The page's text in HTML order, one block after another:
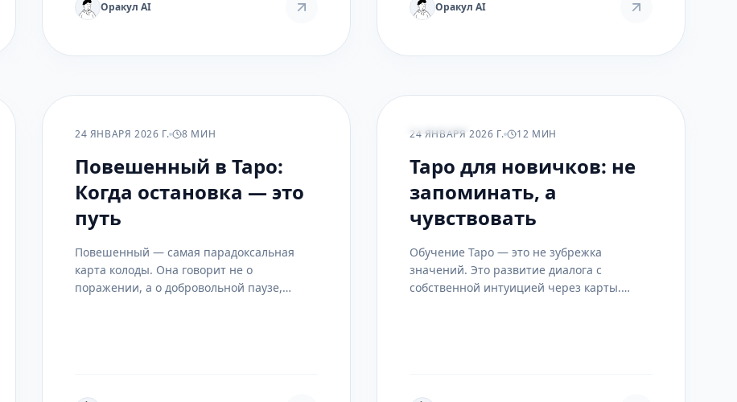
Оракул AI
таком онлайн-занятии.
Оракул AI
24 ЯНВАРЯ 2026 Г. 8 МИН
Повешенный в Таро:
Когда остановка — это
путь
Повешенный — самая парадоксальная
карта колоды. Она говорит не о
поражении, а о добровольной паузе,
24 ЯНВАРЯ 2026 Г. 12 МИН
Таро для новичков: не
запоминать, а
чувствовать
Обучение Таро — это не зубрежка
значений. Это развитие диалога с
собственной интуицией через карты.